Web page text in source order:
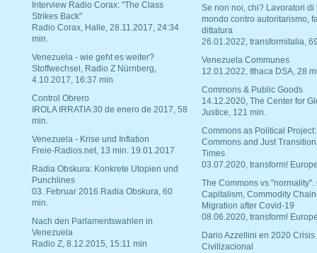
Interview Radio Corax: "The Class
Strikes Back"
Radio Corax, Halle, 28.11.2017, 24:34
min.
Venezuela - wie geht es weiter?
Stoffwechsel, Radio Z Nürnberg,
4.10.2017, 16:37 min
Control Obrero
IROLA IRRATIA 30 de enero de 2017, 58
min.
Venezuela - Krise und Inflation
Freie-Radios.net, 13 min. 19.01.2017
Radia Obskura: Konkrete Utopien und
Punchlines
03. Februar 2016 Radia Obskura, 60
min.
Nach den Parlamentswahlen in
Venezuela
Radio Z, 8.12.2015, 15:11 min
Se non noi, chi? Lavoratori di
mondo contro autoritarismo,
dittatura
26.01.2022, transformitalia,
Venezuela Communes
12.01.2022, Ithaca DSA, 28
Commons & Public Goods
14.12.2020, The Center for
Justice, 121 min.
Commons as Political Project:
Commons and Just
Times
03.07.2020, transform!
The Commons vs "normality".
Capitalism, Commodity
Migration after Covid-19
08.06.2020, transform!
Dario Azzellini en 2020 Crisis
Civilizacional